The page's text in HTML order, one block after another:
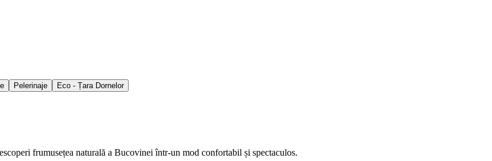
Pelerinaje Eco - Țara Dornelor
frumusețea naturală a Bucovinei într-un mod confortabil și spectaculos.